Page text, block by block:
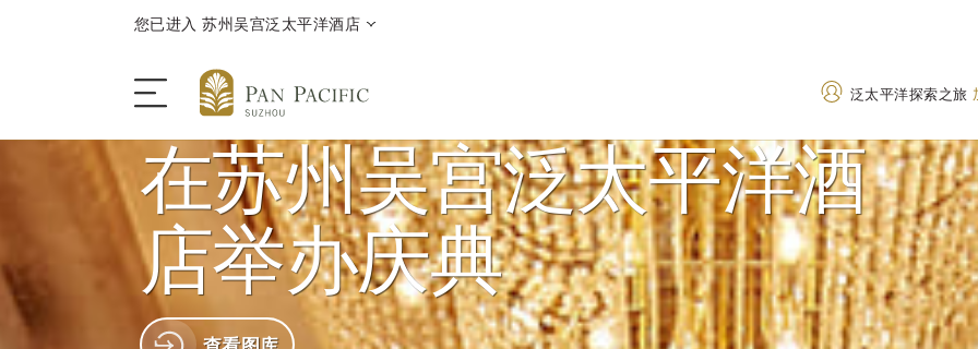
您已进入 苏州吴宫泛太平洋酒店
泛太平洋探索之旅
酒店
酒店客房与套房
地址
中国江苏省苏州市新市路
259 号，邮编：215007
致电
+86 512 6510
400 842 7737
在苏州吴宫泛太平洋酒
店举办庆典